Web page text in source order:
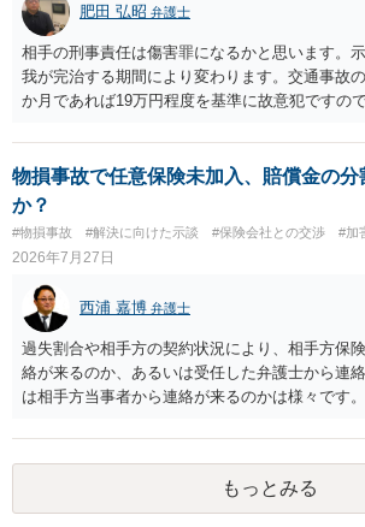
肥田 弘昭 弁護士
相手の刑事責任は傷害罪になるかと思います。
我が完治する期間により変わります。交通事故
か月であれば19万円程度を基準に故意犯ですの
上がるかと思います。ご参考にしてください。
物損事故で任意保険未加入、賠償金の分
か？
#物損事故 #解決に向けた示談 #保険会社との交渉 #加
2026年7月27日
西浦 嘉博 弁護士
過失割合や相手方の契約状況により、相手方保
絡が来るのか、あるいは受任した弁護士から連
は相手方当事者から連絡が来るのかは様々です
金の支払いにつき、分割払いに合意すれば、和
合意しなければ和解できないことになります。
に、交渉の方向性につき、最寄りの法律事務所
ことも検討ください。
もっとみる